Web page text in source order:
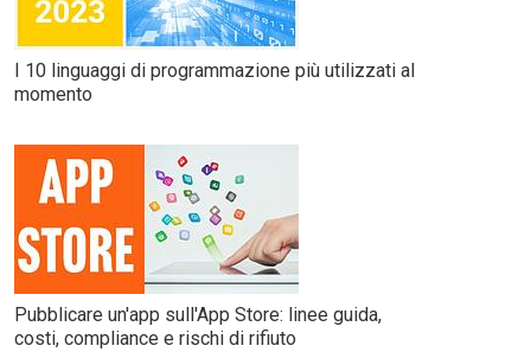
I 10 linguaggi di programmazione più utilizzati al
momento
Pubblicare un'app sull'App Store: linee guida,
costi, compliance e rischi di rifiuto